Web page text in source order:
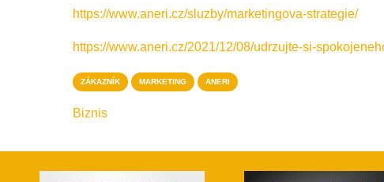
https://www.aneri.cz/sluzby/marketingova-strategie/
https://www.aneri.cz/2021/12/08/udrzujte-si-
ZÁKAZNÍK MARKETING ANERI
Biznis